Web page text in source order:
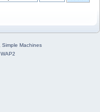
Simple Machines
WAP2